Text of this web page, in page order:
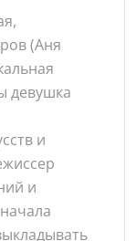
(Аня
девушка
и
и